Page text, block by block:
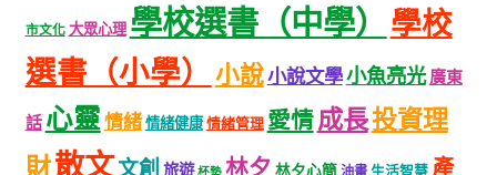
市文化 大眾心理 學校選書（中學）
學校
選書（小學）
小說小說文學小魚亮光 廣東
話 心靈情緒情緒健康情緒管理 愛情成長投資理
財散文文創 旅遊 杯墊 林夕 林夕心簡 油畫 生活智慧 產